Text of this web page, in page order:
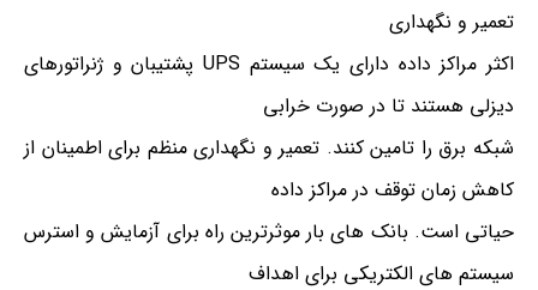
تعمیر و نگهداری
اکثر مراکز داده دارای یک سیستم UPS پشتیبان و ژنراتورهای
دیزلی هستند تا در صورت خرابی
شبکه برق را تامین کنند. تعمیر و نگهداری منظم برای اطمینان از
کاهش زمان توقف در مراکز داده
حیاتی است. بانک های بار موثرترین راه برای آزمایش و استرس
سیستم های الکتریکی برای اهداف